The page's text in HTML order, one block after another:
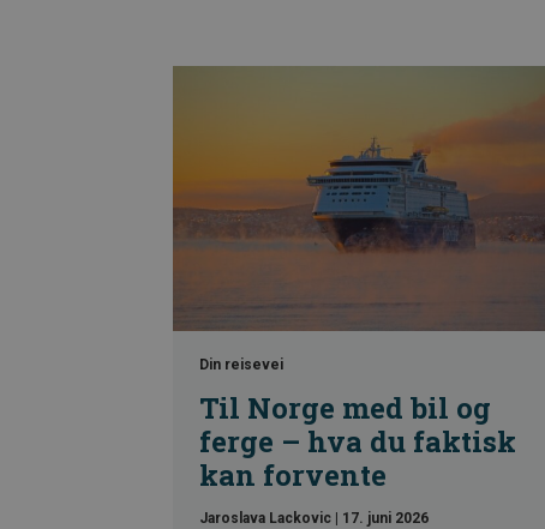
Din reisevei
Til Norge med bil og
ferge – hva du faktisk
kan forvente
Jaroslava Lackovic 17. juni 2026